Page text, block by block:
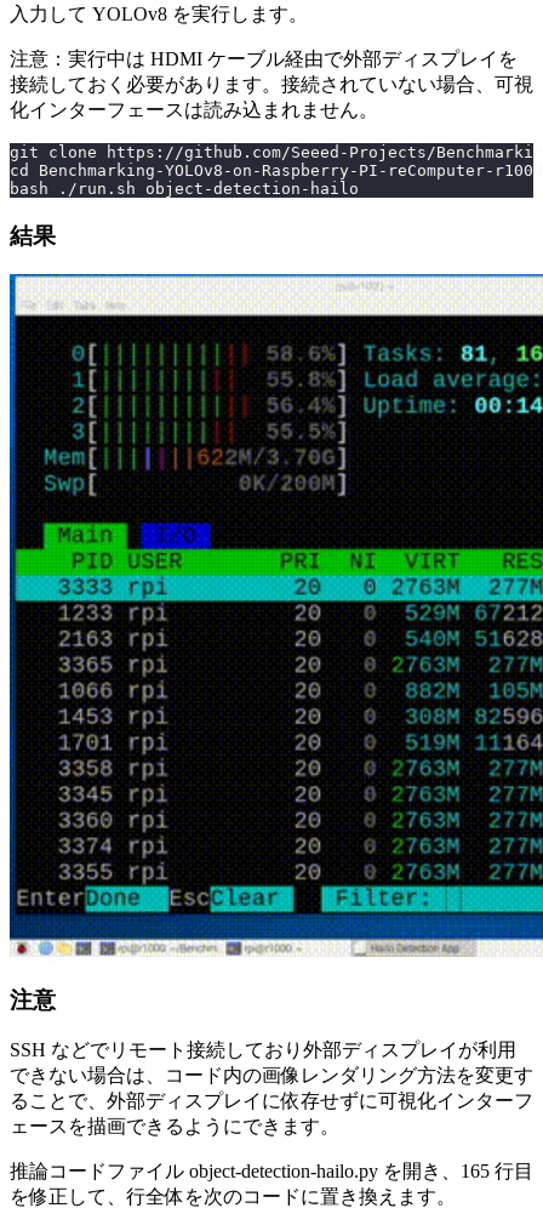
入力して YOLOv8 を実行します。
注意：実行中は HDMI ケーブル経由で外部ディスプレイを
接続しておく必要があります。接続されていない場合、可視
化インターフェースは読み込まれません。
git clone https://github.com/Seeed-Projects/
cd Benchmarking-YOLOv8-on-Raspberry-PI-reComputer-
bash ./run.sh object-detection-hailo
結果
注意
SSH などでリモート接続しており外部ディスプレイが利用
できない場合は、コード内の画像レンダリング方法を変更す
ることで、外部ディスプレイに依存せずに可視化インターフ
ェースを描画できるようにできます。
推論コードファイル object-detection-hailo.py を開き、165 行目
を修正して、行全体を次のコードに置き換えます。